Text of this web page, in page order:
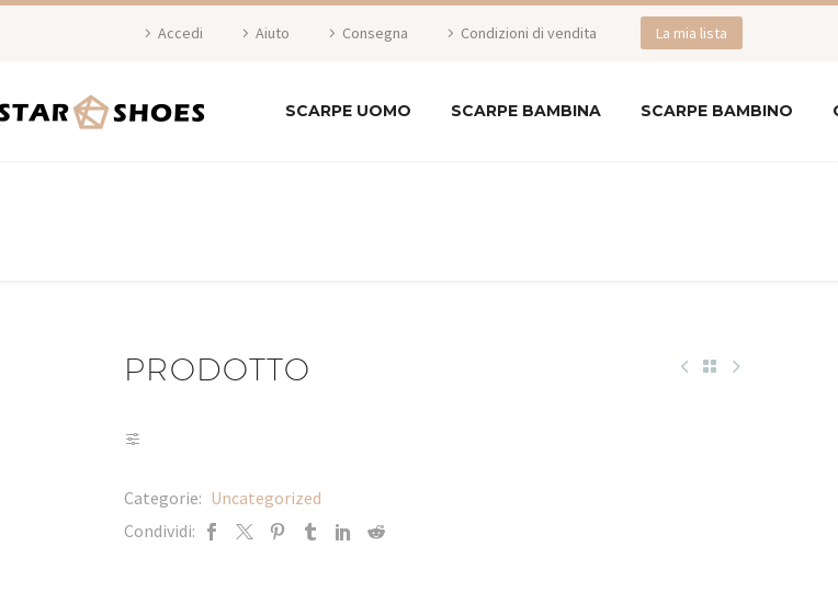
Accedi Aiuto Consegna Condizioni di vendita La mia lista
SCARPE UOMO SCARPE BAMBINA SCARPE BAMBINO
PRODOTTO
Categorie: Uncategorized
Condividi: